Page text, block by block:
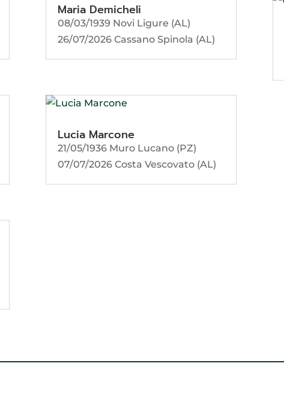
Maria Demicheli
08/03/1939 Novi Ligure (AL)
26/07/2026 Cassano Spinola (AL)
Lucia Marcone
21/05/1936 Muro Lucano (PZ)
07/07/2026 Costa Vescovato (AL)